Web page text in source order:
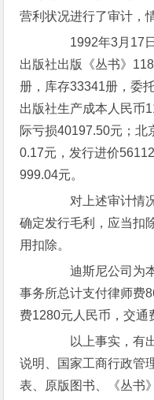
营利状况进行了审计，
1992年3月17日
出版社出版《丛书》
册，库存33341册，委
出版社生产成本人民币
际亏损40197.50元；北
0.17元，发行进价
999.04元。
对上述审计情况
确定发行毛利，应当扣
用扣除。
迪斯尼公司为本
事务所总计支付律师费
费1280元人民币，交通
以上事实，有出
说明、国家工商行政管
表、原版图书、《丛书